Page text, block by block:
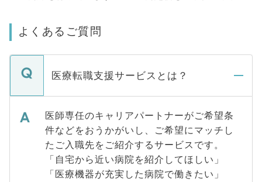
よくあるご質問
医療転職支援サービスとは？
医師専任のキャリアパートナーがご希望条
件などをおうかがいし、ご希望にマッチし
たご入職先をご紹介するサービスです。
「自宅から近い病院を紹介してほしい」
「医療機器が充実した病院で働きたい」